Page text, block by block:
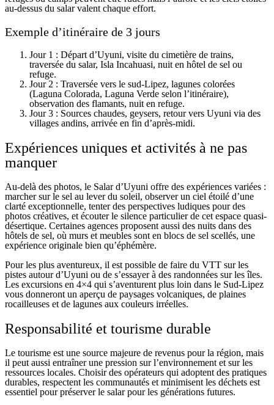
au-dessus du salar valent chaque effort.
Exemple d’itinéraire de 3 jours
Jour 1 : Départ d’Uyuni, visite du cimetière de trains,
traversée du salar, Isla Incahuasi, nuit en hôtel de sel ou
refuge.
Jour 2 : Traversée vers le sud-Lipez, lagunes colorées
(Laguna Colorada, Laguna Verde selon l’itinéraire),
observation des flamants, nuit en refuge.
Jour 3 : Sources chaudes, geysers, retour vers Uyuni via des
villages andins, arrivée en fin d’après-midi.
Expériences uniques et activités à ne pas
manquer
Au-delà des photos, le Salar d’Uyuni offre des expériences variées :
marcher sur le sel au lever du soleil, observer un ciel étoilé d’une
clarté exceptionnelle, tenter des perspectives ludiques pour des
photos créatives, et écouter le silence particulier de cet espace quasi-
désertique. Certaines agences proposent aussi des nuits dans des
hôtels de sel, où murs et meubles sont en blocs de sel scellés, une
expérience originale bien qu’éphémère.
Pour les plus aventureux, il est possible de faire du VTT sur les
pistes autour d’Uyuni ou de s’essayer à des randonnées sur les îles.
Les excursions en 4×4 qui s’aventurent plus loin dans le Sud-Lipez
vous donneront un aperçu de paysages volcaniques, de plaines
rocailleuses et de lagunes aux couleurs irréelles.
Responsabilité et tourisme durable
Le tourisme est une source majeure de revenus pour la région, mais
il peut aussi entraîner une pression sur l’environnement et sur les
ressources locales. Choisir des opérateurs qui adoptent des pratiques
durables, respectent les communautés et minimisent les déchets est
essentiel pour préserver le salar pour les générations futures.